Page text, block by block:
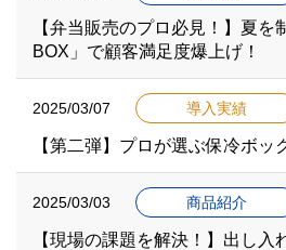
【弁当販売のプロ必見！】夏を
BOX」で顧客満足度爆上げ！
2025/03/07 導入実績
【第二弾】プロが選ぶ保冷ボッ
2025/03/03 商品紹介
【現場の課題を解決！】出し入